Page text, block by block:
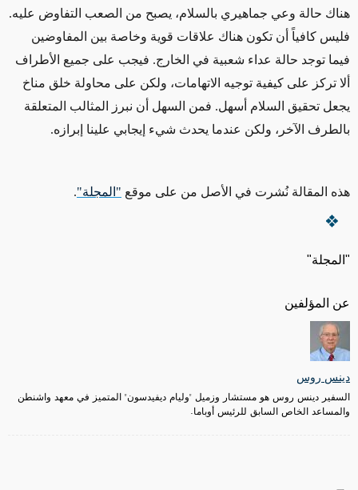
عن المؤلفين
دينس روس
السفير دينس روس هو مستشار وزميل "وليام ديفيدسون" المتميز في معهد واشنطن
والمساعد الخاص السابق للرئيس أوباما.
هناك حالة وعي جماهيري بالسلام، يصبح من الصعب التفاوض عليه.
فليس كافياً أن تكون هناك علاقات قوية وخاصة بين المفاوضين
فيما توجد حالة عداء شعبية في الخارج. فيجب على جميع الأطراف
ألا تركز على كيفية توجيه الاتهامات، ولكن على محاولة خلق مناخ
يجعل تحقيق السلام أسهل. فمن السهل أن نبرز المثالب المتعلقة
بالطرف الآخر، ولكن عندما يحدث شيء إيجابي علينا إبرازه.
هذه المقالة نُشرت في الأصل من على موقع "المجلة".
"المجلة"